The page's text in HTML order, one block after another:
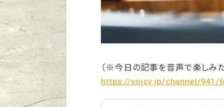
（※今日の記事を音声で楽しみ
https://voicy.jp/channel/941/